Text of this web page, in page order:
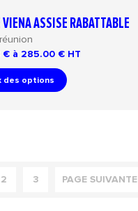
VIENA ASSISE RABATTABLE
€ à 285.00 € HT
des options
2 3 PAGE SUIVANTE